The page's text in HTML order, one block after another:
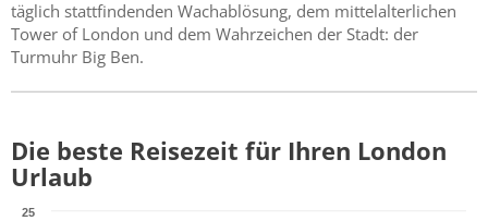
täglich stattfindenden Wachablösung, dem mittelalterlichen
Tower of London und dem Wahrzeichen der Stadt: der
Turmuhr Big Ben.
Die beste Reisezeit für Ihren London
Urlaub
25